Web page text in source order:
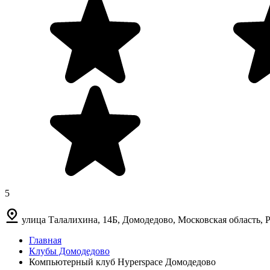
5
улица Талалихина, 14Б, Домодедово, Московская область,
Главная
Клубы Домодедово
Компьютерный клуб Hyperspace Домодедово